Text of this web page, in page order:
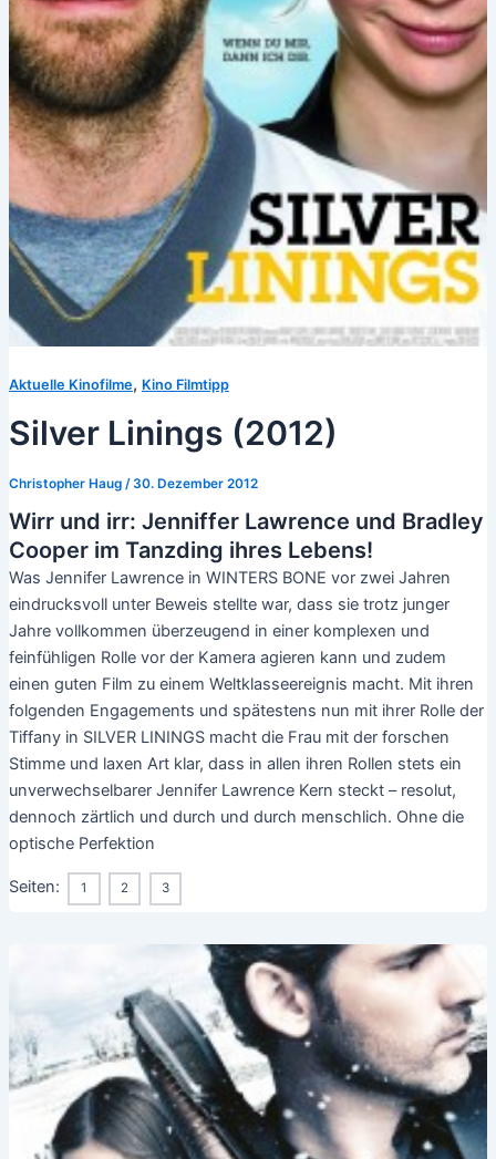
Aktuelle Kinofilme, Kino Filmtipp
Silver Linings (2012)
Christopher Haug /30. Dezember 2012
Wirr und irr: Jenniffer Lawrence und Bradley
Cooper im Tanzding ihres Lebens!
Was Jennifer Lawrence in WINTERS BONE vor zwei Jahren
eindrucksvoll unter Beweis stellte war, dass sie trotz junger
Jahre vollkommen überzeugend in einer komplexen und
feinfühligen Rolle vor der Kamera agieren kann und zudem
einen guten Film zu einem Weltklasseereignis macht. Mit ihren
folgenden Engagements und spätestens nun mit ihrer Rolle der
Tiffany in SILVER LININGS macht die Frau mit der forschen
Stimme und laxen Art klar, dass in allen ihren Rollen stets ein
unverwechselbarer Jennifer Lawrence Kern steckt – resolut,
dennoch zärtlich und durch und durch menschlich. Ohne die
optische Perfektion
Seiten: 1 2 3